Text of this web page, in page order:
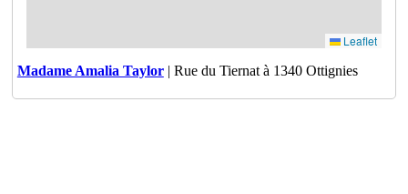
Leaflet
Madame Amalia Taylor| Rue du Tiernat à 1340 Ottignies